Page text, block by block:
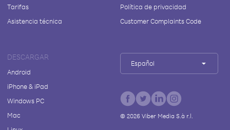
Tarifas
Asistencia técnica
Política de privacidad
Customer Complaints Code
DESCARGAR
Android
iPhone & iPad
Windows PC
Mac
Español
© 2026Viber Media S.à r.l.